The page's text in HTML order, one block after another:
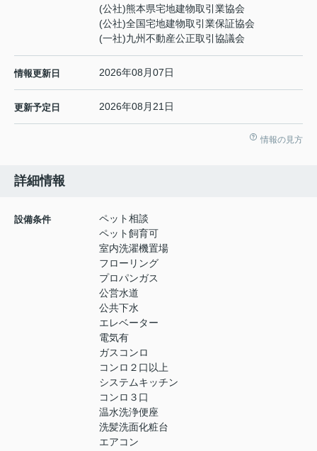
(公社)熊本県宅地建物取引業協会
(公社)全国宅地建物取引業保証協会
(一社)九州不動産公正取引協議会
情報更新日 2026年08月07日
更新予定日 2026年08月21日
情報の見方
詳細情報
設備条件
ペット相談
ペット飼育可
室内洗濯機置場
フローリング
プロパンガス
公営水道
公共下水
エレベーター
電気有
ガスコンロ
コンロ２口以上
システムキッチン
コンロ３口
温水洗浄便座
洗髪洗面化粧台
エアコン